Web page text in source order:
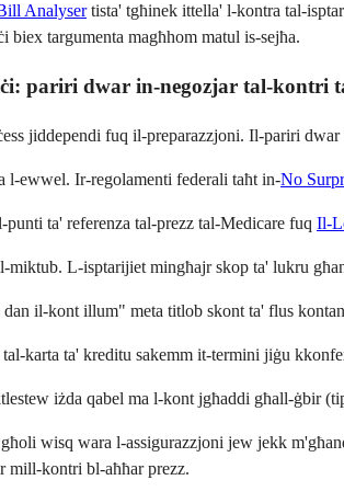
Analysertista' tgħinek ittella' l-kontra tal-
targumenta magħhom matul is-sejħa.
pariri dwar in-negozjar tal-kontri
jiddependi fuq il-preparazzjoni. Il-pariri
l-ewwel. Ir-regolamenti federali taħt in-No
ta' referenza tal-prezz tal-Medicare fuq Il-
miktub. L-isptarijiet mingħajr skop ta' lukru
il-kont illum" meta titlob skont ta' flus
karta ta' kreditu sakemm it-termini jiġu
iżda qabel ma l-kont jgħaddi għall-ġbir
wisq wara l-assigurazzjoni jew jekk
mill-kontri bl-aħħar prezz.